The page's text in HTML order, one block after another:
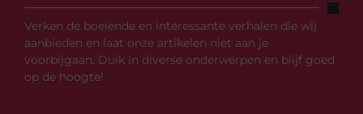
Verken de boeiende en interessante verhalen die wij
aanbieden en laat onze artikelen niet aan je
voorbijgaan. Duik in diverse onderwerpen en blijf goed
op de hoogte!